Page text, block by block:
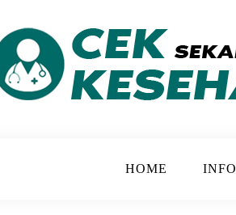
HOME INFO